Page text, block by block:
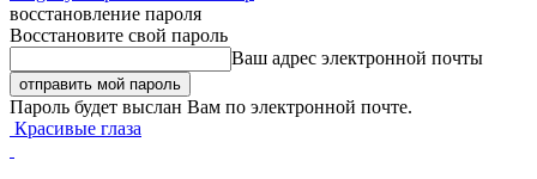
восстановление пароля
Восстановите свой пароль
Ваш адрес электронной почты
Пароль будет выслан Вам по электронной почте.
Красивые глаза